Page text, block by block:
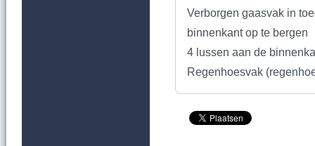
Verborgen gaasvak in
binnenkant op te bergen
4 lussen aan de
Regenhoesvak